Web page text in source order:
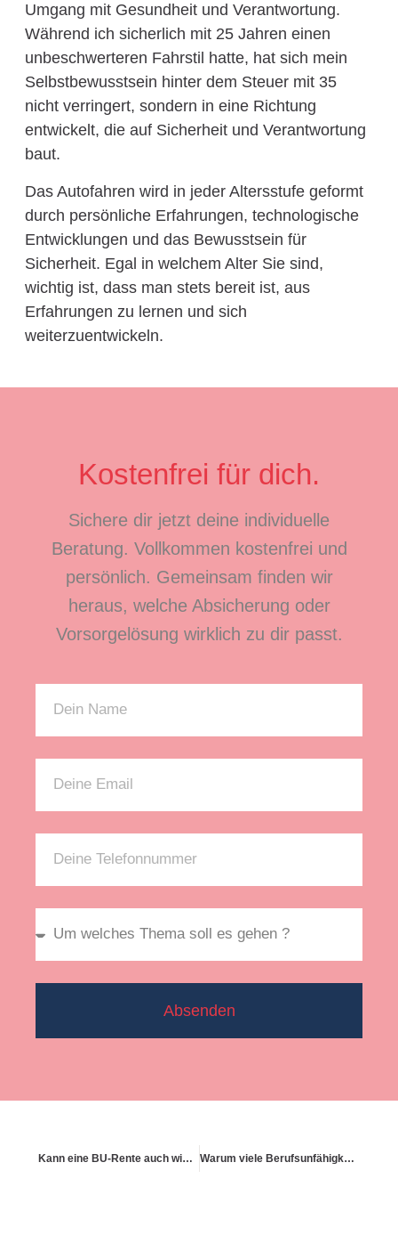
Umgang mit Gesundheit und Verantwortung.
Während ich sicherlich mit 25 Jahren einen
unbeschwerteren Fahrstil hatte, hat sich mein
Selbstbewusstsein hinter dem Steuer mit 35
nicht verringert, sondern in eine Richtung
entwickelt, die auf Sicherheit und Verantwortung
baut.
Das Autofahren wird in jeder Altersstufe geformt
durch persönliche Erfahrungen, technologische
Entwicklungen und das Bewusstsein für
Sicherheit. Egal in welchem Alter Sie sind,
wichtig ist, dass man stets bereit ist, aus
Erfahrungen zu lernen und sich
weiterzuentwickeln.
Kostenfrei für dich.
Sichere dir jetzt deine individuelle
Beratung. Vollkommen kostenfrei und
persönlich. Gemeinsam finden wir
heraus, welche Absicherung oder
Vorsorgelösung wirklich zu dir passt.
Absenden
Kann eine BU-Rente auch wieder aberkannt werden? Warum viele Berufsunfähigkeitsversicherungen zu niedrig abgeschlossen sind